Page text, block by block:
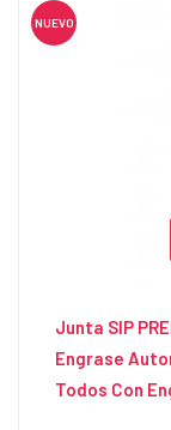
NUEVO
Junta SIP
Engrase
Todos Con